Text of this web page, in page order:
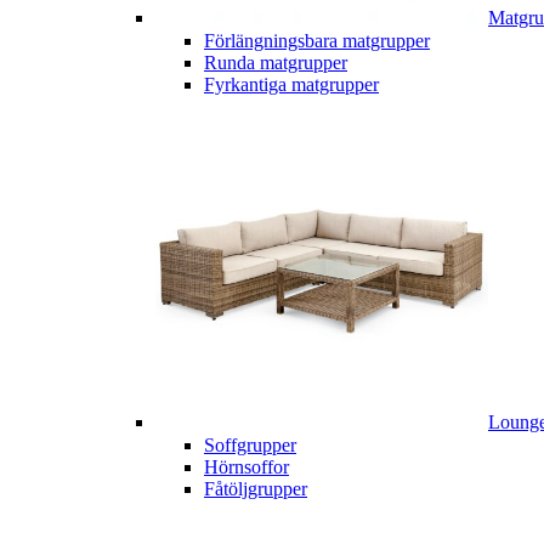
Förlängningsbara matgrupper
Runda matgrupper
Fyrkantiga matgrupper
Soffgrupper
Hörnsoffor
Fåtöljgrupper